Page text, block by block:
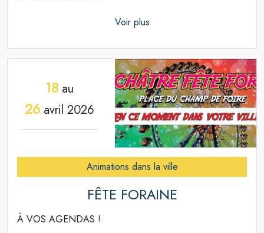
Voir plus
18au
26avril 2026
Animations dans la ville
FÊTE FORAINE
À VOS AGENDAS !